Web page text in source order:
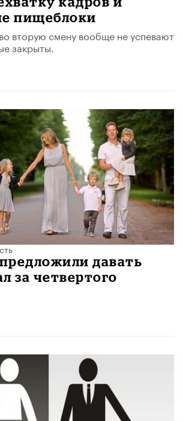
пищеблоки
вторую смену вообще не успевают
закрыты.
давать
за четвертого